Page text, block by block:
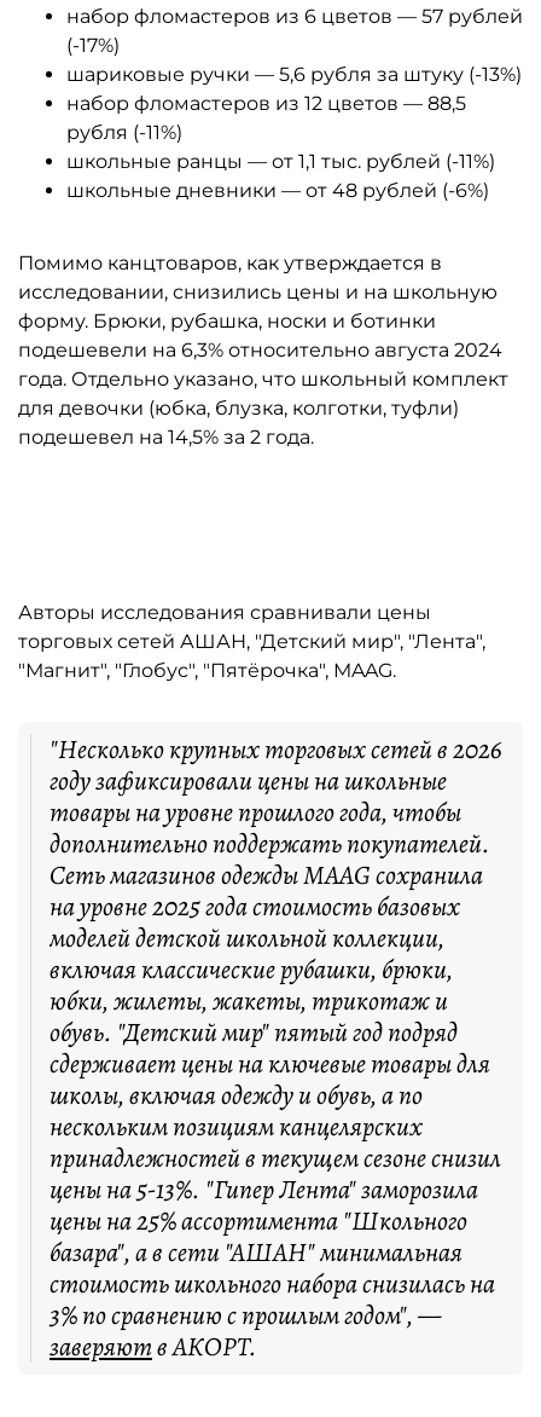
набор фломастеров из 6 цветов — 57 рублей
(-17%)
шариковые ручки — 5,6 рубля за штуку (-13%)
набор фломастеров из 12 цветов — 88,5
рубля (-11%)
школьные ранцы — от 1,1 тыс. рублей (-11%)
школьные дневники — от 48 рублей (-6%)
Помимо канцтоваров, как утверждается в
исследовании, снизились цены и на школьную
форму. Брюки, рубашка, носки и ботинки
подешевели на 6,3% относительно августа 2024
года. Отдельно указано, что школьный комплект
для девочки (юбка, блузка, колготки, туфли)
подешевел на 14,5% за 2 года.
Авторы исследования сравнивали цены
торговых сетей АШАН, "Детский мир", "Лента",
"Магнит", "Глобус", "Пятёрочка", MAAG.
"Несколько крупных торговых сетей в 2026
году зафиксировали цены на школьные
товары на уровне прошлого года, чтобы
дополнительно поддержать покупателей.
Сеть магазинов одежды MAAG сохранила
на уровне 2025 года стоимость базовых
моделей детской школьной коллекции,
включая классические рубашки, брюки,
юбки, жилеты, жакеты, трикотаж и
обувь. "Детский мир" пятый год подряд
сдерживает цены на ключевые товары для
школы, включая одежду и обувь, а по
нескольким позициям канцелярских
принадлежностей в текущем сезоне снизил
цены на 5-13%. "Гипер Лента" заморозила
цены на 25% ассортимента "Школьного
базара", а в сети "АШАН" минимальная
стоимость школьного набора снизилась на
3% по сравнению с прошлым годом", —
заверяютв АКОРТ.